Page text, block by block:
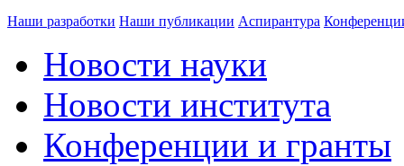
Наши разработки Наши публикации Аспирантура
Новости науки
Новости института
Конференции и гранты